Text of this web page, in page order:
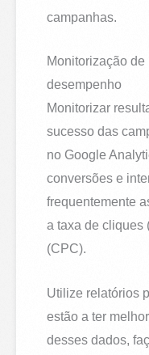
campanhas.
Monitorização
desempenho
Monitorizar
sucesso das
no Google
conversões e
frequentemente
a taxa de cliques
(CPC).
Utilize relatórios
estão a ter
desses dados,